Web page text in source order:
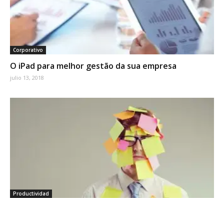
Corporativo
O iPad para melhor gestão da sua empresa
julio 13, 2018
Productividad